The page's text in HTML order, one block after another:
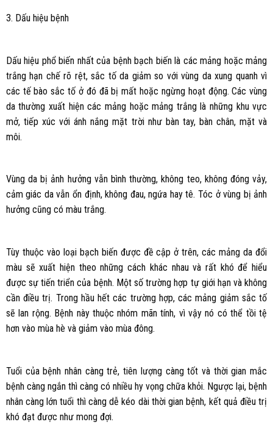
3. Dấu hiệu bệnh
Dấu hiệu phổ biến nhất của bệnh bạch biến là các mảng hoặc mảng
trắng hạn chế rõ rệt, sắc tố da giảm so với vùng da xung quanh vì
các tế bào sắc tố ở đó đã bị mất hoặc ngừng hoạt động. Các vùng
da thường xuất hiện các mảng hoặc mảng trắng là những khu vực
mở, tiếp xúc với ánh nắng mặt trời như bàn tay, bàn chân, mặt và
môi.
Vùng da bị ảnh hưởng vẫn bình thường, không teo, không đóng vảy,
cảm giác da vẫn ổn định, không đau, ngứa hay tê. Tóc ở vùng bị ảnh
hưởng cũng có màu trắng.
Tùy thuộc vào loại bạch biến được đề cập ở trên, các mảng da đổi
màu sẽ xuất hiện theo những cách khác nhau và rất khó để hiểu
được sự tiến triển của bệnh. Một số trường hợp tự giới hạn và không
cần điều trị. Trong hầu hết các trường hợp, các mảng giảm sắc tố
sẽ lan rộng. Bệnh này thuộc nhóm mãn tính, vì vậy nó có thể tồi tệ
hơn vào mùa hè và giảm vào mùa đông.
Tuổi của bệnh nhân càng trẻ, tiên lượng càng tốt và thời gian mắc
bệnh càng ngắn thì càng có nhiều hy vọng chữa khỏi. Ngược lại, bệnh
nhân càng lớn tuổi thì càng dễ kéo dài thời gian bệnh, kết quả điều trị
khó đạt được như mong đợi.